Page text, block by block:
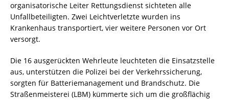
organisatorische Leiter Rettungsdienst sichteten alle
Unfallbeteiligten. Zwei Leichtverletzte wurden ins
Krankenhaus transportiert, vier weitere Personen vor Ort
versorgt.
Die 16 ausgerückten Wehrleute leuchteten die Einsatzstelle
aus, unterstützen die Polizei bei der Verkehrssicherung,
sorgten für Batteriemanagement und Brandschutz. Die
Straßenmeisterei (LBM) kümmerte sich um die großflächig